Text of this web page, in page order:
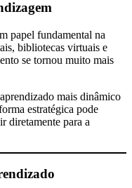
papel fundamental na
bibliotecas virtuais e
se tornou muito mais
mais dinâmico
estratégica pode
diretamente para a